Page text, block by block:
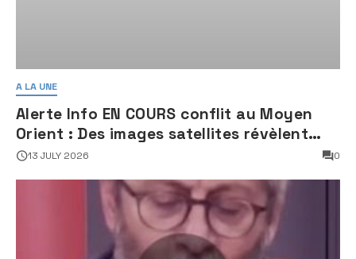
A LA UNE
Alerte Info EN COURS conflit au Moyen
Orient : Des images satellites révèlent
une activité jugée « inquiétante » sur
13 JULY 2026 0